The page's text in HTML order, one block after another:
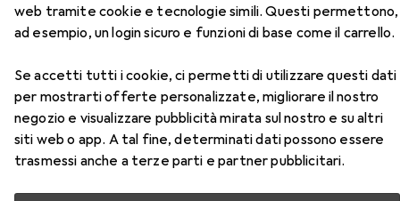
web tramite cookie e tecnologie simili. Questi permettono,
ad esempio, un login sicuro e funzioni di base come il carrello.
Se accetti tutti i cookie, ci permetti di utilizzare questi dati
per mostrarti offerte personalizzate, migliorare il nostro
negozio e visualizzare pubblicità mirata sul nostro e su altri
siti web o app. A tal fine, determinati dati possono essere
trasmessi anche a terze parti e partner pubblicitari.
KukkoEstrattore interno